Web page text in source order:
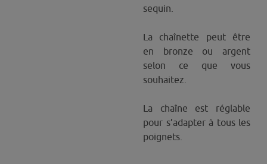
sequin.
La chaînette peut être
en bronze ou argent
selon ce que vous
souhaitez.
La chaîne est réglable
pour s’adapter à tous les
poignets.